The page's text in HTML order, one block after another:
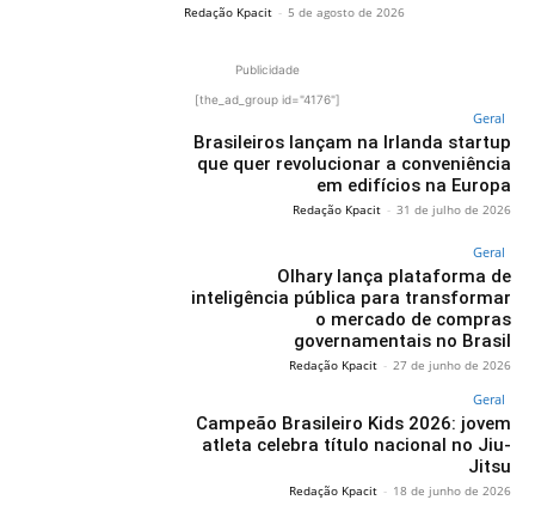
Redação Kpacit - 5 de agosto de 2026
Publicidade
[the_ad_group id="4176"]
Geral
Brasileiros lançam na Irlanda startup
que quer revolucionar a conveniência
em edifícios na Europa
Redação Kpacit - 31 de julho de 2026
Geral
Olhary lança plataforma de
inteligência pública para transformar
o mercado de compras
governamentais no Brasil
Redação Kpacit - 27 de junho de 2026
Geral
Campeão Brasileiro Kids 2026: jovem
atleta celebra título nacional no Jiu-
Jitsu
Redação Kpacit - 18 de junho de 2026